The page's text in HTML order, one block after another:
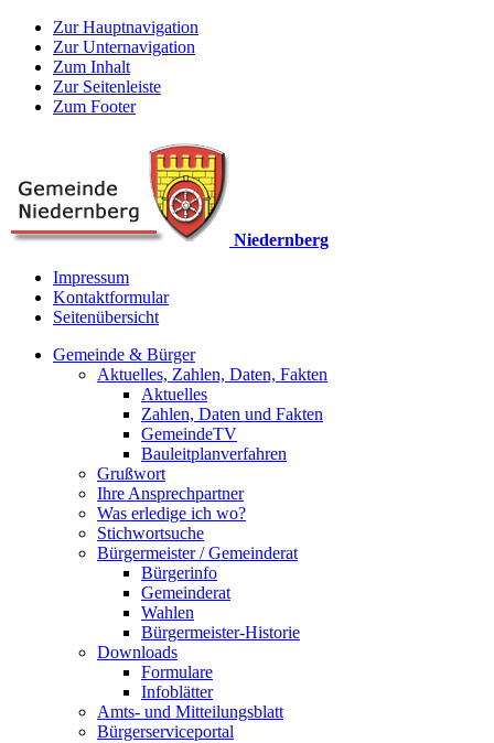
Zur Hauptnavigation
Zur Unternavigation
Zum Inhalt
Zur Seitenleiste
Zum Footer
Niedernberg
Impressum
Kontaktformular
Seitenübersicht
Gemeinde & Bürger
Aktuelles, Zahlen, Daten, Fakten
Aktuelles
Zahlen, Daten und Fakten
GemeindeTV
Bauleitplanverfahren
Grußwort
Ihre Ansprechpartner
Was erledige ich wo?
Stichwortsuche
Bürgermeister / Gemeinderat
Bürgerinfo
Gemeinderat
Wahlen
Bürgermeister-Historie
Downloads
Formulare
Infoblätter
Amts- und Mitteilungsblatt
Bürgerserviceportal